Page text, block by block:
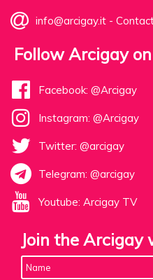
info@arcigay.it -
Follow Arcigay on
Facebook: @Arcigay
Instagram: @Arcigay
Twitter: @arcigay
Telegram: @arcigay
Youtube: Arcigay TV
Join the Arcigay